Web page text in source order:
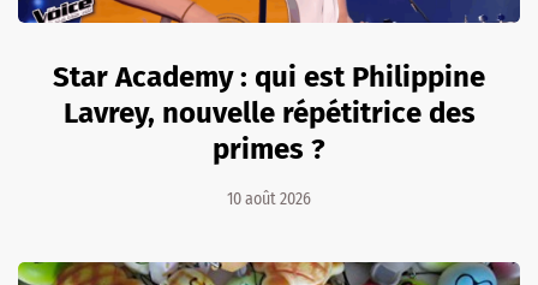
Star Academy : qui est Philippine
Lavrey, nouvelle répétitrice des
primes ?
10 août 2026